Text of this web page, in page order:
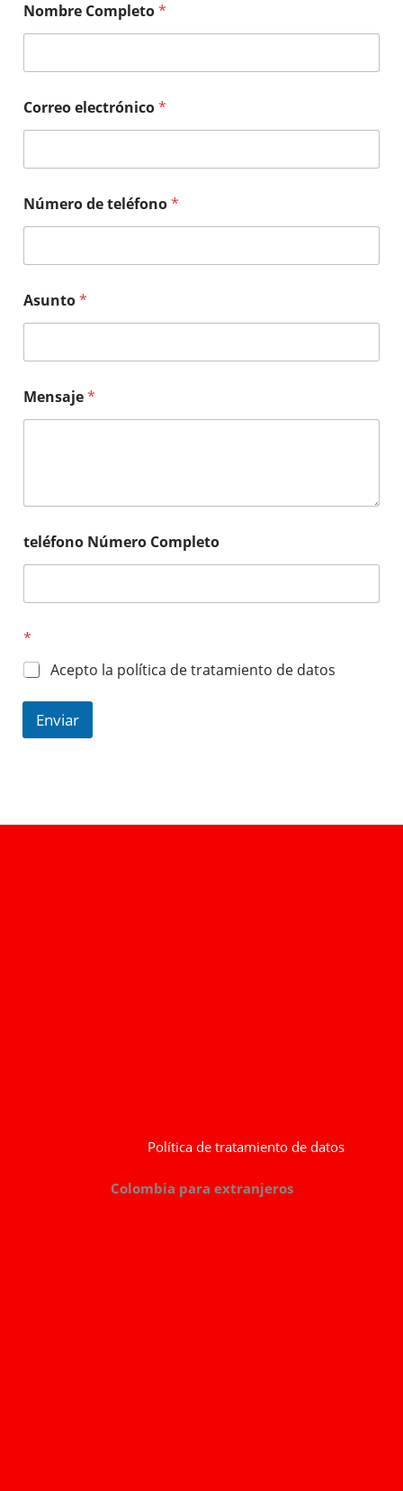
Nombre Completo*
Correo electrónico*
Número de teléfono*
Asunto*
Mensaje*
teléfono Número Completo
*
Acepto la política de tratamiento de datos
Enviar
Política de tratamiento de datos
Colombia para extranjeros